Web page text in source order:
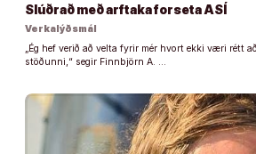
Slúðrað með arftaka forseta ASÍ
Verkalýðsmál
„Ég hef verið að velta fyrir mér hvort ekki væri rétt
stöðunni,“ segir Finnbjörn A. …